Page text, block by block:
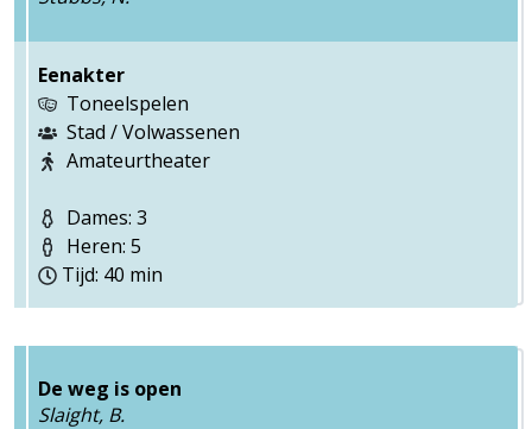
Eenakter
Toneelspelen
Stad / Volwassenen
Amateurtheater
Dames: 3
Heren: 5
Tijd: 40 min
De weg is open
Slaight, B.